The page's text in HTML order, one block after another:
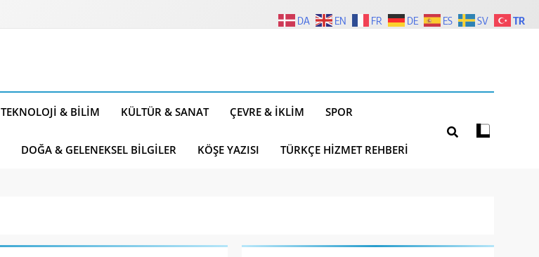
TEKNOLOJI & BILIM KÜLTÜR & SANAT ÇEVRE & İKLIM SPOR
DOĞA & GELENEKSEL BILGILER KÖŞE YAZISI TÜRKÇE HIZMET REHBERI
DA EN FR DE ES SV TR